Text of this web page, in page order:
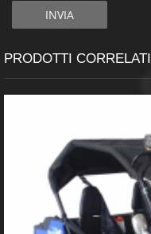
PRODOTTI CORRELATI